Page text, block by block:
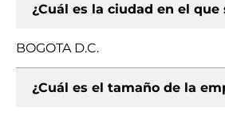
¿Cuál es la ciudad en el que
BOGOTA D.C.
¿Cuál es el tamaño de la